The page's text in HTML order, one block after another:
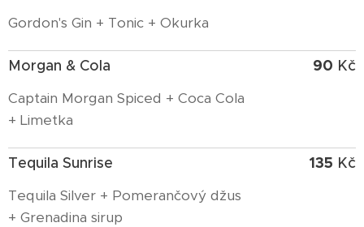
Gordon's Gin + Tonic + Okurka
Morgan & Cola
Captain Morgan Spiced + Coca Cola
+ Limetka
90 Kč
Tequila Sunrise
Tequila Silver + Pomerančový džus
+ Grenadina sirup
135 Kč